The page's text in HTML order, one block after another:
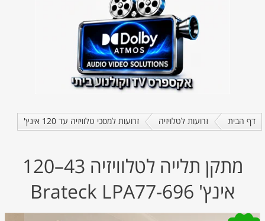
דף הבית זרועות לטלויזיה זרועות למסכי טלוויזיה עד 120 אינץ'
מתקן תלייה לטלוויזיה 43–120
אינץ' Brateck LPA77-696